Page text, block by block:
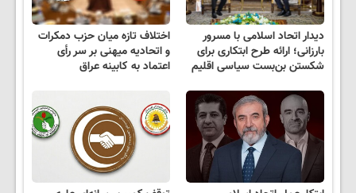
دیدار اتحاد اسلامی با مسرور
بارزانی؛ ارائه‌ طرح ابتکاری برای
شکستن بن‌بست سیاسی اقلیم
اختلاف تازه میان حزب دمکرات
و اتحادیه میهنی بر سر رأی
اعتماد به کابینه عراق